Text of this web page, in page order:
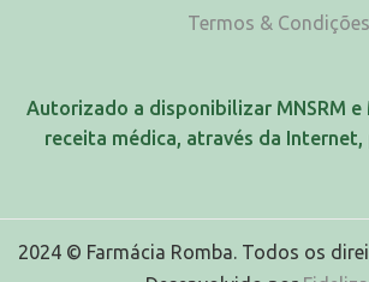
Termos & Condições
Autorizado a disponibilizar MNSRM e
receita médica, através da Internet,
2024 © Farmácia Romba. Todos os